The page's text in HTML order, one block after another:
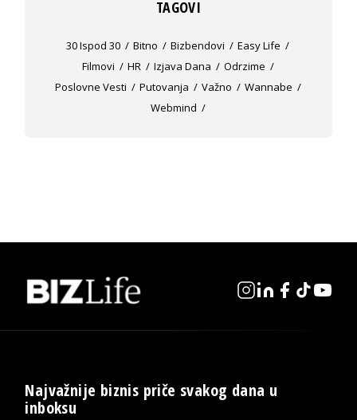
TAGOVI
30 Ispod 30 Bitno Bizbendovi
Easy Life
Filmovi
HR Izjava Dana
Odrzime
Poslovne Vesti
Putovanja Važno
Wannabe
Webmind
Najvažnije biznis priče svakog dana u
inboksu